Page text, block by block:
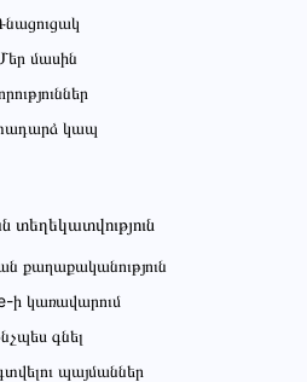
մասին
կապ
քաղաքականություն
ի կառավարում
գնել
պայմաններ